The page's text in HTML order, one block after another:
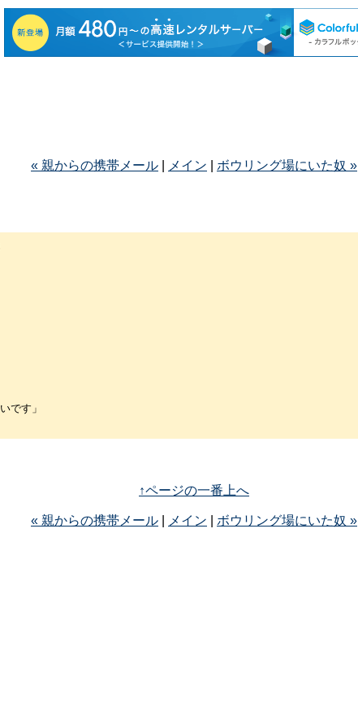
« 親からの携帯メール メイン ボウリング場にいた奴 »
です」
↑ページの一番上へ
« 親からの携帯メール メイン ボウリング場にいた奴 »